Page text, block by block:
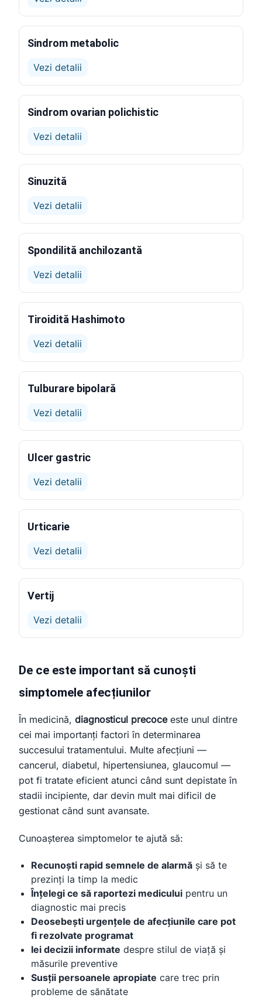
Sindrom metabolic
Vezi detalii
Sindrom ovarian polichistic
Vezi detalii
Sinuzită
Vezi detalii
Spondilită anchilozantă
Vezi detalii
Tiroidită Hashimoto
Vezi detalii
Tulburare bipolară
Vezi detalii
Ulcer gastric
Vezi detalii
Urticarie
Vezi detalii
Vertij
Vezi detalii
De ce este important să cunoști
simptomele afecțiunilor
În medicină, diagnosticul precoceeste unul dintre
cei mai importanți factori în determinarea
succesului tratamentului. Multe afecțiuni —
cancerul, diabetul, hipertensiunea, glaucomul —
pot fi tratate eficient atunci când sunt depistate în
stadii incipiente, dar devin mult mai dificil de
gestionat când sunt avansate.
Cunoașterea simptomelor te ajută să:
Recunoști rapid semnele de alarmă și să te
prezinți la timp la medic
Înțelegi ce să raportezi medicului pentru un
diagnostic mai precis
Deosebești urgențele de afecțiunile care pot
fi rezolvate programat
Iei decizii informate despre stilul de viață și
măsurile preventive
Susții persoanele apropiate care trec prin
probleme de sănătate